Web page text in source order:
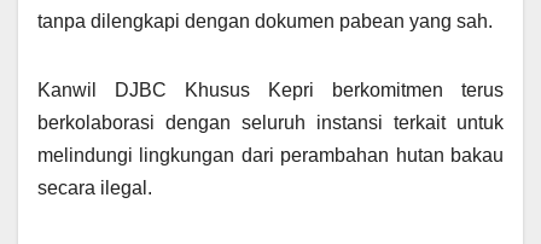
tanpa dilengkapi dengan dokumen pabean yang sah.
Kanwil DJBC Khusus Kepri berkomitmen terus
berkolaborasi dengan seluruh instansi terkait untuk
melindungi lingkungan dari perambahan hutan bakau
secara ilegal.